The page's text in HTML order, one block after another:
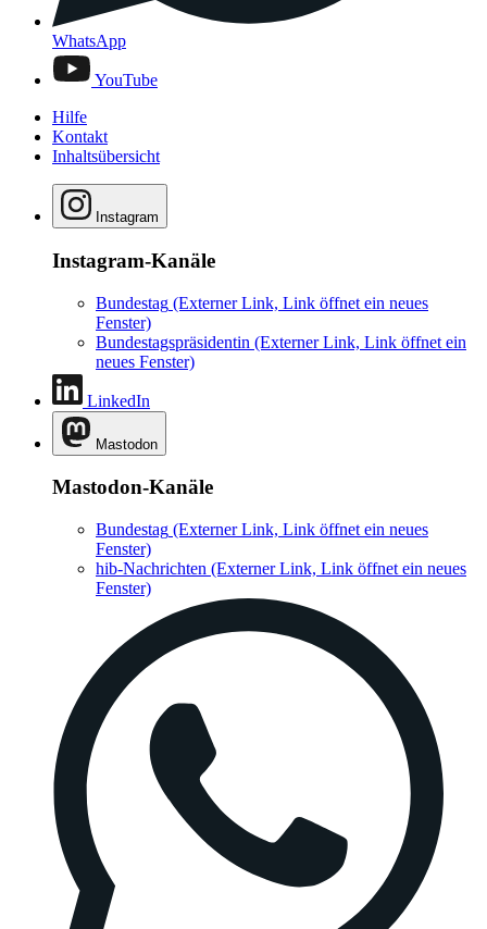
WhatsApp
YouTube
Hilfe
Kontakt
Inhaltsübersicht
Instagram
Instagram-Kanäle
Bundestag (Externer Link, Link öffnet ein neues
Fenster)
Bundestagspräsidentin (Externer Link, Link öffnet ein
neues Fenster)
LinkedIn
Mastodon
Mastodon-Kanäle
Bundestag (Externer Link, Link öffnet ein neues
Fenster)
hib-Nachrichten (Externer Link, Link öffnet ein neues
Fenster)